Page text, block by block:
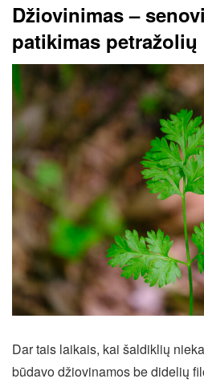
Džiovinimas –
patikimas
Dar tais laikais, kai šaldiklių
būdavo džiovinamos be didelių